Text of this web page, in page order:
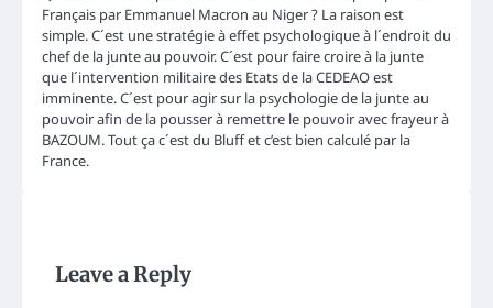
Français par Emmanuel Macron au Niger ? La raison est
simple. C´est une stratégie à effet psychologique à l´endroit du
chef de la junte au pouvoir. C´est pour faire croire à la junte
que l´intervention militaire des Etats de la CEDEAO est
imminente. C´est pour agir sur la psychologie de la junte au
pouvoir afin de la pousser à remettre le pouvoir avec frayeur à
BAZOUM. Tout ça c´est du Bluff et c’est bien calculé par la
France.
Leave a Reply